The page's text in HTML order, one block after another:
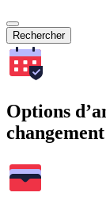
Rechercher
Options